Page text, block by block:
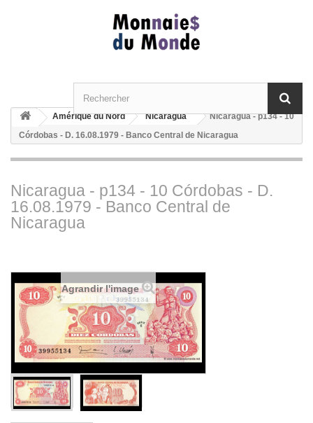
Amérique du Nord Nicaragua
Nicaragua - p134 - 10
Córdobas - D. 16.08.1979 - Banco Central de Nicaragua
Nicaragua - p134 - 10 Córdobas - D.
16.08.1979 - Banco Central de
Nicaragua
Agrandir l'image